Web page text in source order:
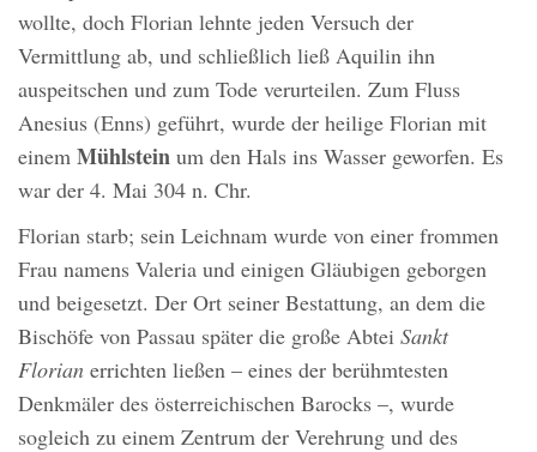
wollte, doch Florian lehnte jeden Versuch der
Vermittlung ab, und schließlich ließ Aquilin ihn
auspeitschen und zum Tode verurteilen. Zum Fluss
Anesius (Enns) geführt, wurde der heilige Florian mit
einem Mühlstein um den Hals ins Wasser geworfen. Es
war der 4. Mai 304 n. Chr.
Florian starb; sein Leichnam wurde von einer frommen
Frau namens Valeria und einigen Gläubigen geborgen
und beigesetzt. Der Ort seiner Bestattung, an dem die
Bischöfe von Passau später die große Abtei Sankt
Florian errichten ließen – eines der berühmtesten
Denkmäler des österreichischen Barocks –, wurde
sogleich zu einem Zentrum der Verehrung und des